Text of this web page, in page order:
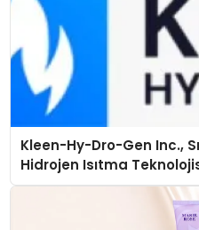
Kleen-Hy-Dro-Gen Inc.,
Hidrojen Isıtma
Düzenleyici Onaylarını